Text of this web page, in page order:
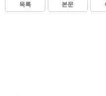
목록 본문